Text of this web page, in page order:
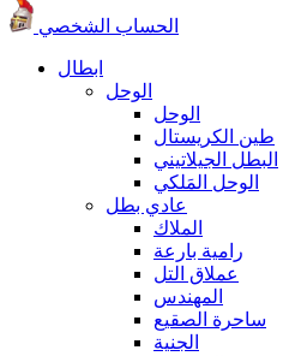
الحساب الشخصي
ابطال
الوحل
الوحل
طين الكريستال
البطل الجيلاتيني
الوحل المَلكي
عادي بطل
الملاك
رامية بارعة
عملاق التل
المهندس
ساحرة الصقيع
الجنية